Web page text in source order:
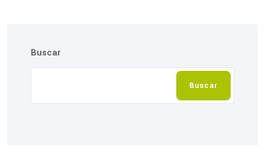
Buscar
Buscar